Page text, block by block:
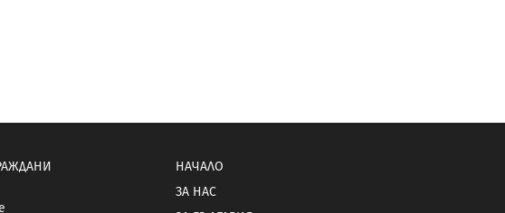
НАЧАЛО
ЗА НАС